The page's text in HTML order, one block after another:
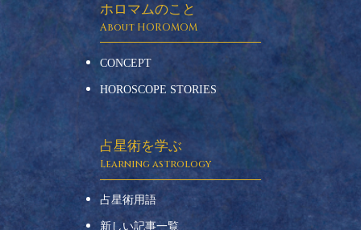
ホロマムのこと
CONCEPT
HOROSCOPE STORIES
占星術を学ぶ
占星術用語
新しい記事一覧